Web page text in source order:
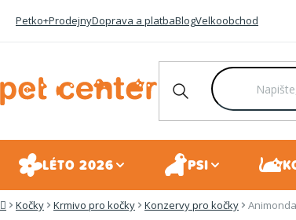
Petko+ProdejnyDoprava a platbaBlogVelkoobchod
LÉTO 2026 PSI
DomůKočky Krmivo pro kočky Konzervy pro kočky